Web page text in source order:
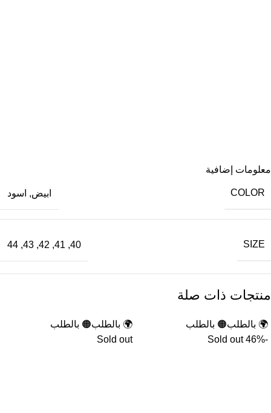
معلومات إضافية
COLOR ابيض, اسود
SIZE
40
,
41
,
42
,
43
,
44
منتجات ذات صلة
🌍 بالطلب🟠 بالطلب
-46%
Sold out
🌍 بالطلب🟠 بالطلب
Sold out